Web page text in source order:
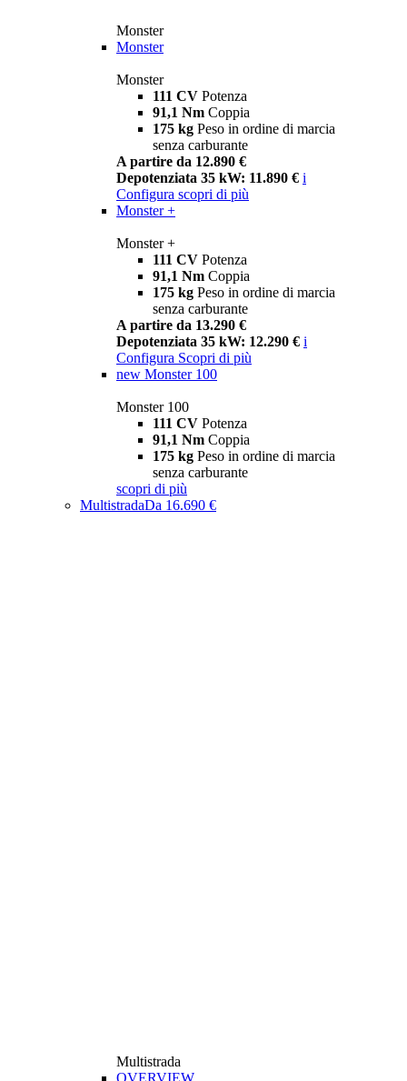
Monster
Monster
Monster
111 CV Potenza
91,1 Nm Coppia
175 kg Peso in ordine di marcia
senza carburante
A partire da 12.890 €
Depotenziata 35 kW: 11.890 € i
Configura scopri di più
Monster +
Monster +
111 CV Potenza
91,1 Nm Coppia
175 kg Peso in ordine di marcia
senza carburante
A partire da 13.290 €
Depotenziata 35 kW: 12.290 € i
Configura Scopri di più
new Monster 100
Monster 100
111 CV Potenza
91,1 Nm Coppia
175 kg Peso in ordine di marcia
senza carburante
scopri di più
MultistradaDa 16.690 €
Multistrada
OVERVIEW